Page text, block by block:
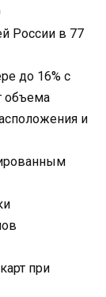
России в 77
до 16% с
объема
и
при